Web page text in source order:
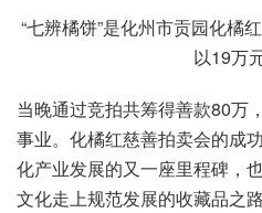
“七辨橘饼”是化州市贡园化橘
以19万
当晚通过竞拍共筹得善款80万
事业。化橘红慈善拍卖会的成
化产业发展的又一座里程碑，
文化走上规范发展的收藏品之路